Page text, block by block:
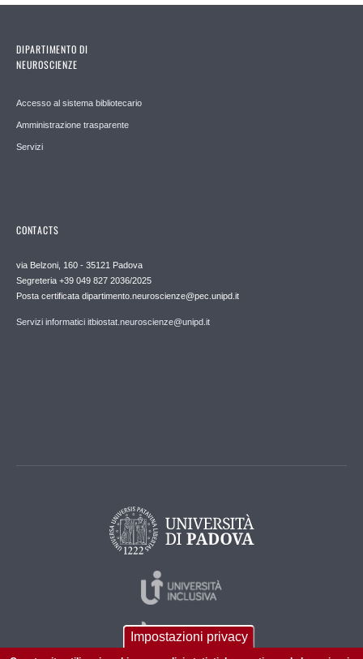
DIPARTIMENTO DI
NEUROSCIENZE
Accesso al sistema bibliotecario
Amministrazione trasparente
Servizi
CONTACTS
via Belzoni, 160 - 35121 Padova
Segreteria +39 049 827 2036/2025
Posta certificata dipartimento.neuroscienze@pec.unipd.it
Servizi informatici itbiostat.neuroscienze@unipd.it
Impostazioni privacy